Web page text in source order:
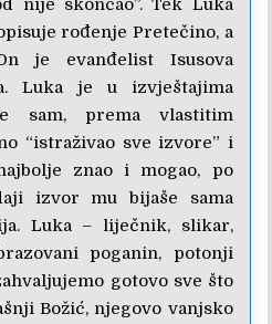
nije skončao”. Tek Luka
rođenje Pretečino, a
je evanđelist Isusova
Luka je u izvještajima
sam, prema vlastitim
“istraživao sve izvore” i
znao i mogao, po
izvor mu bijaše sama
Luka – liječnik, slikar,
poganin, potonji
gotovo sve što
Božić, njegovo vanjsko